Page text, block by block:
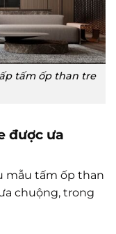
tấm ốp than tre
được ưa
mẫu tấm ốp than
chuộng, trong